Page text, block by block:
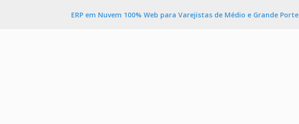
ERP em Nuvem 100% Web para Varejistas de Médio e Grande Porte